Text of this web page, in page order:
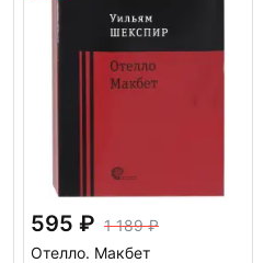
595
1 189
Отелло. Макбет